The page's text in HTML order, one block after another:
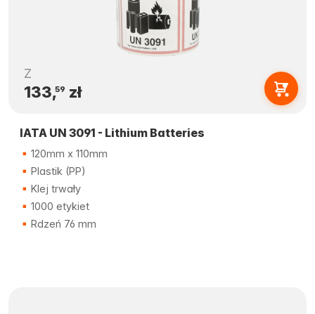
Z
133,59 zł
IATA UN 3091 - Lithium Batteries
120mm x 110mm
Plastik (PP)
Klej trwały
1000 etykiet
Rdzeń 76 mm